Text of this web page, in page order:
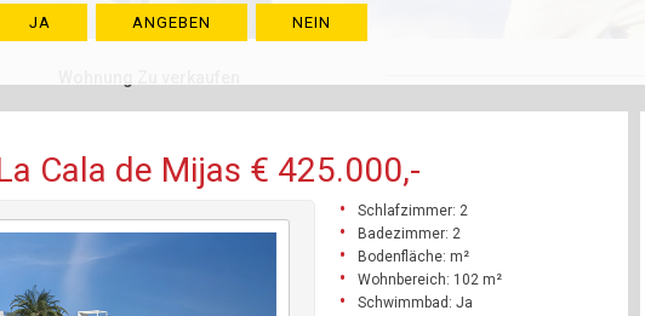
JA ANGEBEN NEIN
Cala de Mijas € 425.000,-
Schlafzimmer: 2
Badezimmer: 2
Bodenfläche: m²
Wohnbereich: 102 m²
Schwimmbad: Ja